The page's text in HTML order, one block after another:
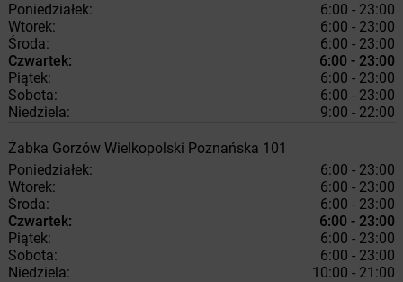
Poniedziałek:
6:00 - 23:00
Wtorek:
6:00 - 23:00
Środa:
6:00 - 23:00
Czwartek:
6:00 - 23:00
Piątek:
6:00 - 23:00
Sobota:
6:00 - 23:00
Niedziela:
9:00 - 22:00
Żabka Gorzów Wielkopolski Poznańska 101
Poniedziałek:
6:00 - 23:00
Wtorek:
6:00 - 23:00
Środa:
6:00 - 23:00
Czwartek:
6:00 - 23:00
Piątek:
6:00 - 23:00
Sobota:
6:00 - 23:00
Niedziela:
10:00 - 21:00